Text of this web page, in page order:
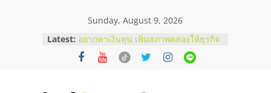
Sunday, August 9, 2026
Latest: บริษัท Cybersecurity ในไทยที่ไหนดี?
วิธีเลือกผู้ให้บริการให้คุ้มค่าและตอบ
โจทย์ธุรกิจ